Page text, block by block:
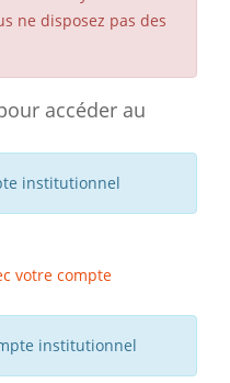
ne disposez pas des
accéder au
institutionnel
votre compte
institutionnel